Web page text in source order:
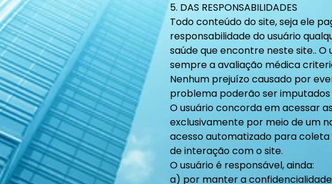
5. DAS RESPONSABILIDADES
Todo conteúdo do site, seja ele
responsabilidade do usuário
saúde que encontre neste site..
sempre a avaliação médica
Nenhum prejuízo causado por
problema poderão ser imputados
O usuário concorda em acessar
exclusivamente por meio de um
acesso automatizado para
de interação com o site.
O usuário é responsável, ainda:
a) por manter a